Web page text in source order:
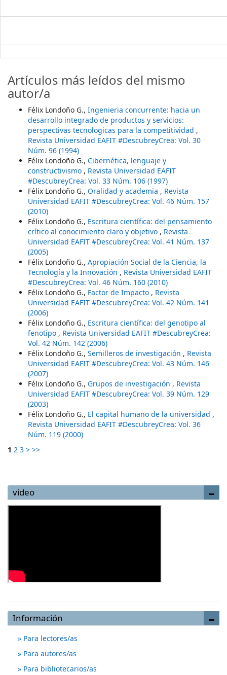
Artículos más leídos del mismo
autor/a
Félix Londoño G., Ingenieria concurrente: hacia un
desarrollo integrado de productos y servicios:
perspectivas tecnologicas para la competitividad ,
Revista Universidad EAFIT #DescubreyCrea: Vol. 30
Núm. 96 (1994)
Félix Londoño G., Cibernética, lenguaje y
constructivismo , Revista Universidad EAFIT
#DescubreyCrea: Vol. 33 Núm. 106 (1997)
Félix Londoño G., Oralidad y academia , Revista
Universidad EAFIT #DescubreyCrea: Vol. 46 Núm. 157
(2010)
Félix Londoño G., Escritura científica: del pensamiento
crítico al conocimiento claro y objetivo , Revista
Universidad EAFIT #DescubreyCrea: Vol. 41 Núm. 137
(2005)
Félix Londoño G., Apropiación Social de la Ciencia, la
Tecnología y la Innovación , Revista Universidad EAFIT
#DescubreyCrea: Vol. 46 Núm. 160 (2010)
Félix Londoño G., Factor de Impacto , Revista
Universidad EAFIT #DescubreyCrea: Vol. 42 Núm. 141
(2006)
Félix Londoño G., Escritura científica: del genotipo al
fenotipo , Revista Universidad EAFIT #DescubreyCrea:
Vol. 42 Núm. 142 (2006)
Félix Londoño G., Semilleros de investigación , Revista
Universidad EAFIT #DescubreyCrea: Vol. 43 Núm. 146
(2007)
Félix Londoño G., Grupos de investigación , Revista
Universidad EAFIT #DescubreyCrea: Vol. 39 Núm. 129
(2003)
Félix Londoño G., El capital humano de la universidad ,
Revista Universidad EAFIT #DescubreyCrea: Vol. 36
Núm. 119 (2000)
1 2 3 > >>
video
Información
Para lectores/as
Para autores/as
Para bibliotecarios/as